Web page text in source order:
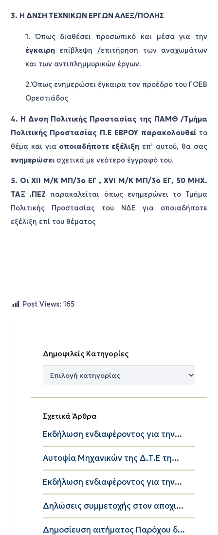
3. Η ΔΝΣΗ ΤΕΧΝΙΚΩΝ ΕΡΓΩΝ ΑΛΕΞ/ΠΟΛΗΣ
1. Όπως διαθέσει προσωπικό και μέσα για την
έγκαιρηεπίβλεψη /επιτήρηση των αναχωμάτων
και των αντιπλημμυρικών έργων.
2.Όπως ενημερώσει έγκαιρα τον προέδρο του ΓΟΕΒ
Ορεστιάδος
4. Η Δνση Πολιτικής Προστασίας της ΠΑΜΘ /Τμήμα
Πολιτικής Προστασίας Π.Ε ΕΒΡΟΥ παρακολουθείτο
θέμα και γιαοποιαδήποτε εξέλιξη επ’ αυτού, θα σας
ενημερώσεισχετικά με νεότερο έγγραφό του.
5. Οι ΧΙΙ Μ/Κ ΜΠ/3ο ΕΓ , ΧVΙ Μ/Κ ΜΠ/3ο ΕΓ, 50 ΜΗΧ.
ΤΑΞ .ΠΕΖ παρακαλείται όπως ενημερώνει το Τμήμα
Πολιτικής Προστασίας του ΝΔΕ για οποιαδήποτε
εξέλιξη επί του θέματος
Post Views: 165
Δημοφιλείς Κατηγορίες
Δημοφιλείς
Σχετικά Άρθρα
Εκδήλωση ενδιαφέροντος για την...
Αυτοψία Μηχανικών της Δ.Τ.Ε τη...
Εκδήλωση ενδιαφέροντος για την...
Δηλώσεις συμμετοχής στον αποχι...
Δημοσίευση αιτήματος Παρόχου δ...